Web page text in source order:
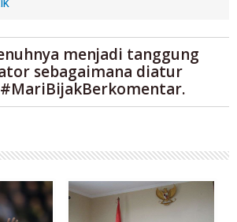
menjadi tanggung
sebagaimana diatur
#MariBijakBerkomentar.